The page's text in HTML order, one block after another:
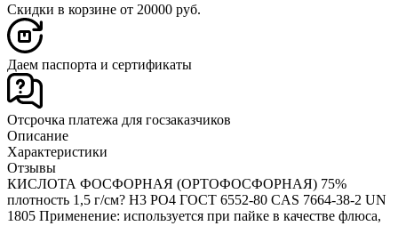
Скидки в корзине от 20000 руб.
Даем паспорта и сертификаты
Отсрочка платежа для госзаказчиков
Описание
Характеристики
Отзывы
КИСЛОТА ФОСФОРНАЯ (ОРТОФОСФОРНАЯ) 75%
плотность 1,5 г/см? H3 PO4 ГОСТ 6552-80 CAS 7664-38-2 UN
1805 Применение: используется при пайке в качестве флюса,